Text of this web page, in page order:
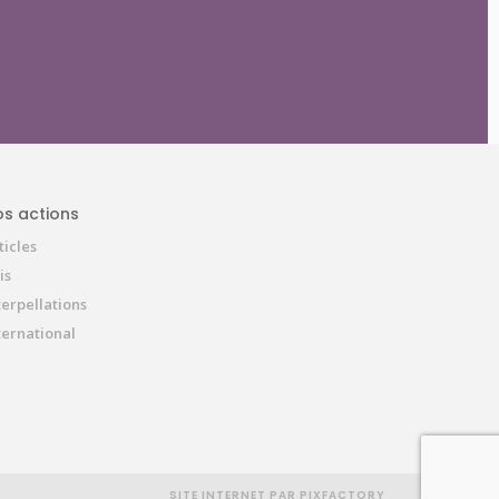
actions
SITE INTERNET PAR PIXFACTORY